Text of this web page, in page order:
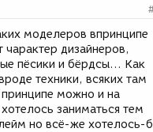
моделеров впринципе
дизайнеров,
пёсики и бёрдсы... Как
техники, всяких там
можно и на
заниматься тем
но всё-же хотелось-